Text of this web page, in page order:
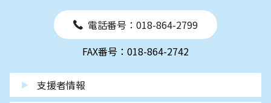
電話番号：018-864-2799
FAX番号：018-864-2742
支援者情報